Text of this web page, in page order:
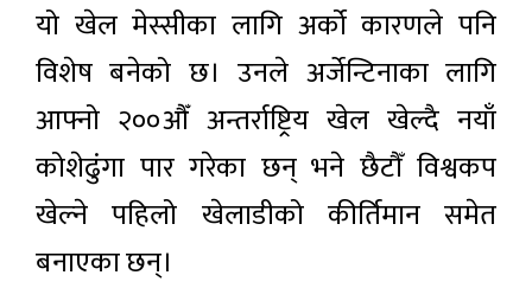
यो खेल मेस्सीका लागि अर्को कारणले पनि
विशेष बनेको छ। उनले अर्जेन्टिनाका लागि
आफ्नो २००औँ अन्तर्राष्ट्रिय खेल खेल्दै नयाँ
कोशेढुंगा पार गरेका छन् भने छैटौँ विश्वकप
खेल्ने पहिलो खेलाडीको कीर्तिमान समेत
बनाएका छन्।